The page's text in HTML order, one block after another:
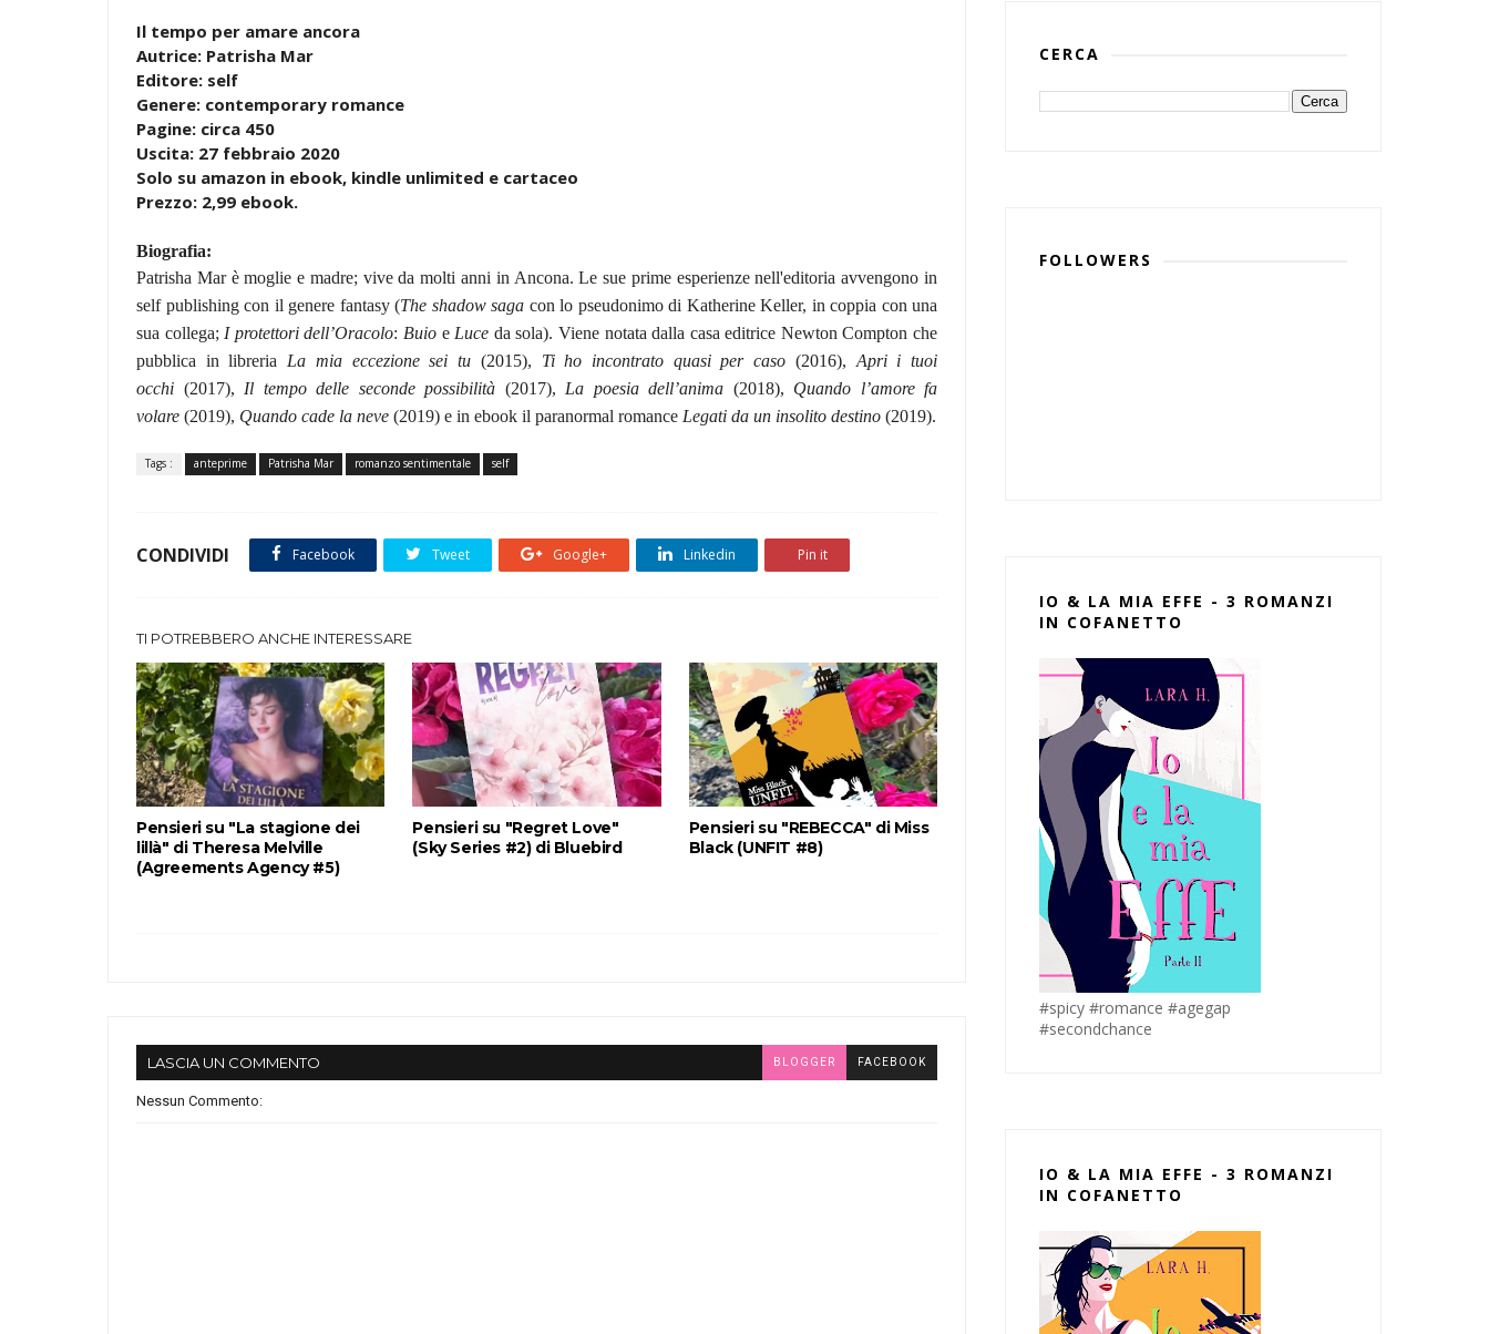
Il tempo per amare ancora
Autrice: Patrisha Mar
Editore: self
Genere: contemporary romance
Pagine: circa 450
Uscita: 27 febbraio 2020
Solo su amazon in ebook, kindle unlimited e cartaceo
Prezzo: 2,99 ebook.
Biografia:
Patrisha Mar è moglie e madre; vive da molti anni in Ancona. Le sue prime esperienze nell'editoria avvengono in
self publishing con il genere fantasy (The shadow saga con lo pseudonimo di Katherine Keller, in coppia con una
sua collega; I protettori dell’Oracolo: Buioe Luce da sola). Viene notata dalla casa editrice Newton Compton che
pubblica in libreria La mia eccezione sei tu (2015), Ti ho incontrato quasi per caso (2016), Apri i tuoi
occhi (2017), Il tempo delle seconde possibilità (2017), La poesia dell’anima (2018), Quando l’amore fa
volare (2019), Quando cade la neve (2019) e in ebook il paranormal romance Legati da un insolito destino (2019).
Tags : anteprime Patrisha Mar romanzo sentimentale self
CONDIVIDI Facebook Tweet Google+ Linkedin Pin it
TI POTREBBERO ANCHE INTERESSARE
Pensieri su "La stagione dei
lillà" di Theresa Melville
(Agreements Agency #5)
Pensieri su "Regret Love"
(Sky Series #2) di Bluebird
Pensieri su "REBECCA" di Miss
Black (UNFIT #8)
LASCIA UN COMMENTO BLOGGER FACEBOOK
Nessun Commento:
CERCA
FOLLOWERS
IO & LA MIA EFFE - 3 ROMANZI
IN COFANETTO
#spicy #romance #agegap
#secondchance
IO & LA MIA EFFE - 3 ROMANZI
IN COFANETTO